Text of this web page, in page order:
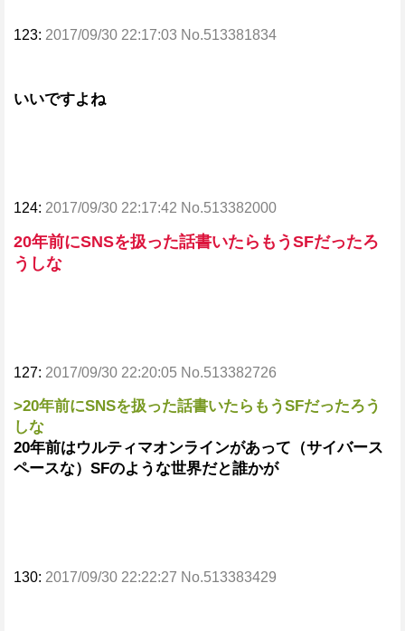
123: 2017/09/30 22:17:03 No.513381834
いいですよね
124: 2017/09/30 22:17:42 No.513382000
20年前にSNSを扱った話書いたらもうSFだったろ
うしな
127: 2017/09/30 22:20:05 No.513382726
>20年前にSNSを扱った話書いたらもうSFだったろう
しな
20年前はウルティマオンラインがあって（サイバース
ペースな）SFのような世界だと誰かが
130: 2017/09/30 22:22:27 No.513383429